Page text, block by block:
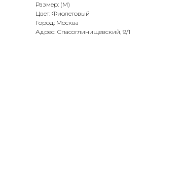
Размер: (M)
Цвет: Фиолетовый
Город: Москва
Адрес: Спасоглинищевский, 9/1